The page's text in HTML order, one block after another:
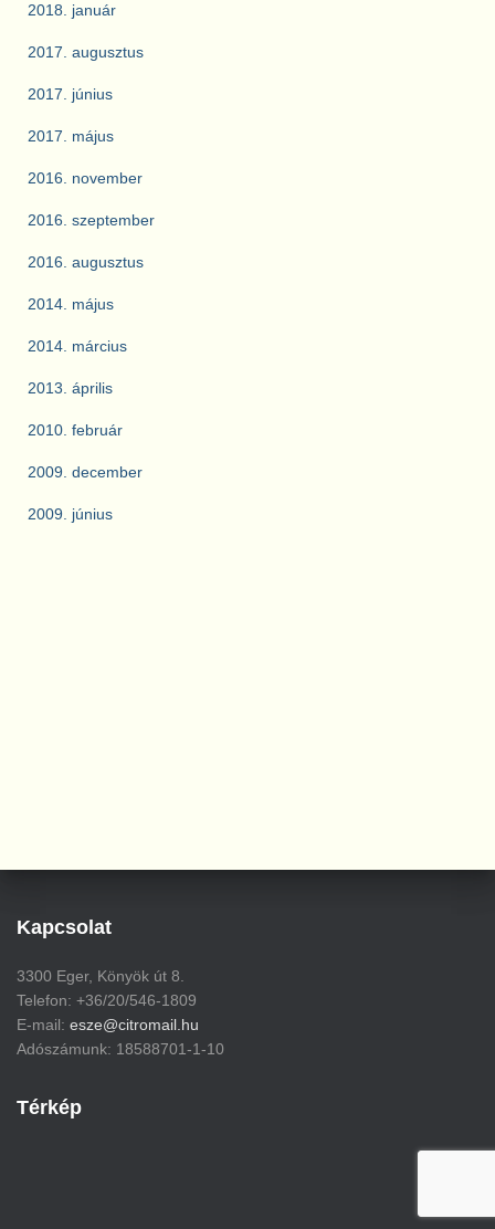
2018. január
2017. augusztus
2017. június
2017. május
2016. november
2016. szeptember
2016. augusztus
2014. május
2014. március
2013. április
2010. február
2009. december
2009. június
Kapcsolat
3300 Eger, Könyök út 8.
Telefon: +36/20/546-1809
E-mail: esze@citromail.hu
Adószámunk: 18588701-1-10
Térkép